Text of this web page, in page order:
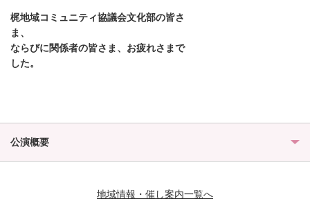
梶地域コミュニティ協議会文化部の皆さ
ま、
ならびに関係者の皆さま、お疲れさまで
した。
公演概要
地域情報・催し案内一覧へ